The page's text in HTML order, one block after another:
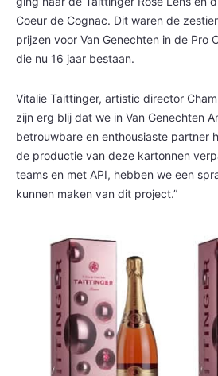
Coeur de Cognac. Dit waren de
prijzen voor Van Genechten in de Pro
die nu 16 jaar bestaan.
Vitalie Taittinger, artistic director
zijn erg blij dat we in Van Genechten
betrouwbare en enthousiaste partner
de productie van deze kartonnen
teams en met API, hebben we een
kunnen maken van dit project.”